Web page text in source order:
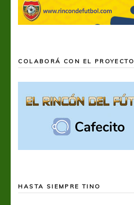
COLABORÁ CON EL PROYECTO
HASTA SIEMPRE TINO